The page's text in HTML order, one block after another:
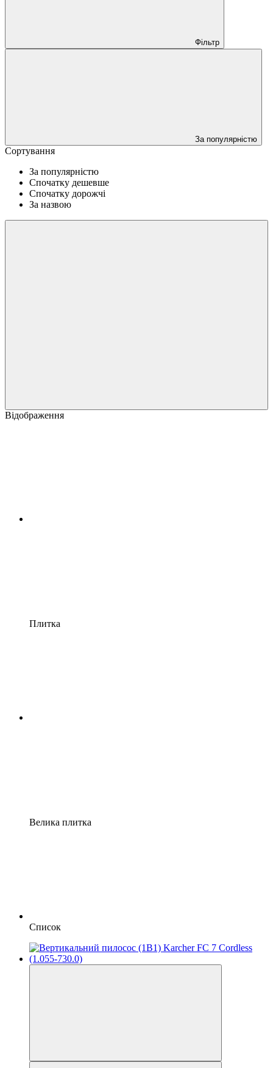
Фільтр
За популярністю
Сортування
За популярністю
Спочатку дешевше
Спочатку дорожчі
За назвою
Відображення
Плитка
Велика плитка
Список